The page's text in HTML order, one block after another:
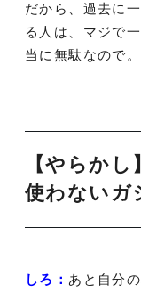
だから、過去に
る人は、マジで
当に無駄なので。
【やらか
使わないガ
しろ： あと自分の